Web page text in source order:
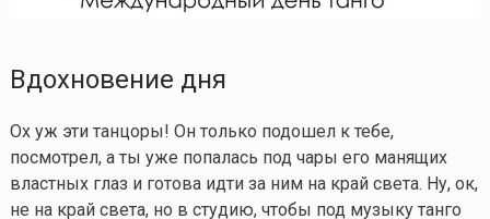
Вдохновение дня
Ох уж эти танцоры! Он только подошел к тебе,
посмотрел, а ты уже попалась под чары его манящих
властных глаз и готова идти за ним на край света. Ну, ок,
не на край света, но в студию, чтобы под музыку танго